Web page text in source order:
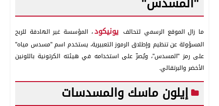
ما زال الموقع الرسمي لتحالف يونيكود، المؤسسة غير الهادفة للربح
المسؤولة عن تنظيم وإطلاق الرموز التعبيرية، يستخدم اسم "مسدس مياه"
على رمز "المسدس"، ويُصرّ على استخدامه في هيئته الكرتونية باللونين
الأخضر والبرتقالي.
إيلون ماسك والمسدسات